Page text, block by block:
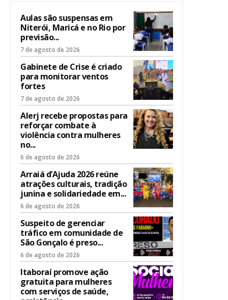
Aulas são suspensas em
Niterói, Maricá e no Rio por
previsão...
7 de agosto de 2026
Gabinete de Crise é criado
para monitorar ventos
fortes
7 de agosto de 2026
Alerj recebe propostas para
reforçar combate à
violência contra mulheres
no...
6 de agosto de 2026
Arraiá d’Ajuda 2026 reúne
atrações culturais, tradição
junina e solidariedade em...
6 de agosto de 2026
Suspeito de gerenciar
tráfico em comunidade de
São Gonçalo é preso...
6 de agosto de 2026
Itaboraí promove ação
gratuita para mulheres
com serviços de saúde,